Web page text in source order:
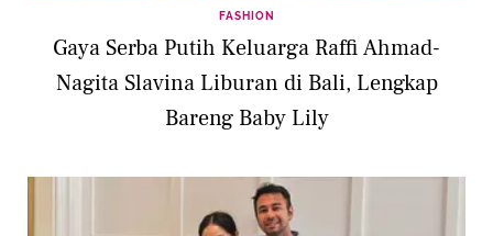
FASHION
Gaya Serba Putih Keluarga Raffi Ahmad-
Nagita Slavina Liburan di Bali, Lengkap
Bareng Baby Lily